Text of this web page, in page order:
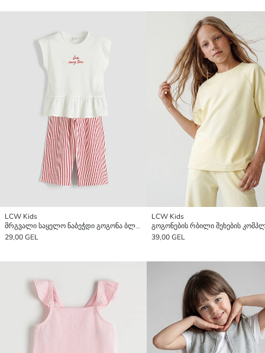
LCW Kids
მრგვალი საყელო ნაბეჭდი გოგონა ბლუზა და შარვალი
29,00 GEL
LCW Kids
გოგონების რბილი შეხების
39,00 GEL